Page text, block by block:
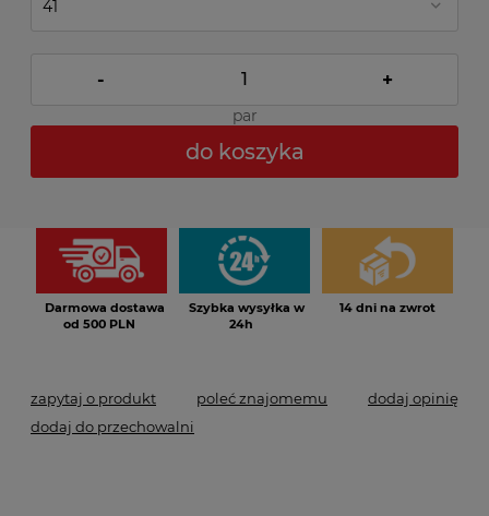
- +
par
do koszyka
Darmowa dostawa
od 500 PLN
Szybka wysyłka w
24h
14 dni na zwrot
zapytaj o produkt poleć znajomemu
dodaj opinię
dodaj do przechowalni